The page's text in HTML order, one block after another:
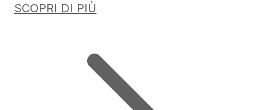
SCOPRI DI PIÙ